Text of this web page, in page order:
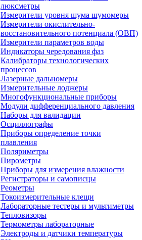
люксметры
Измерители уровня шума шумомеры
Измерители окислительно-
восстановительного потенциала (ОВП)
Измерители параметров воды
Индикаторы чередования фаз
Калибраторы технологических
процессов
Лазерные дальномеры
Измерительные лоджеры
Многофункциональные приборы
Модули дифференциального давления
Наборы для валидации
Осциллографы
Приборы определение точки
плавления
Поляриметры
Пирометры
Приборы для измерения влажности
Регистраторы и самописцы
Реометры
Токоизмерительные клещи
Лабораторные тестеры и мультиметры
Тепловизоры
Термометры лабораторные
Электроды и датчики температуры